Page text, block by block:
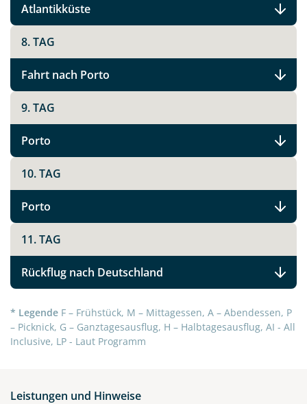
Atlantikküste
8. TAG
Fahrt nach Porto
9. TAG
Porto
10. TAG
Porto
11. TAG
Rückflug nach Deutschland
* Legende F – Frühstück, M – Mittagessen, A – Abendessen, P
– Picknick, G – Ganztagesausflug, H – Halbtagesausflug, AI - All
Inclusive, LP - Laut Programm
Leistungen und Hinweise